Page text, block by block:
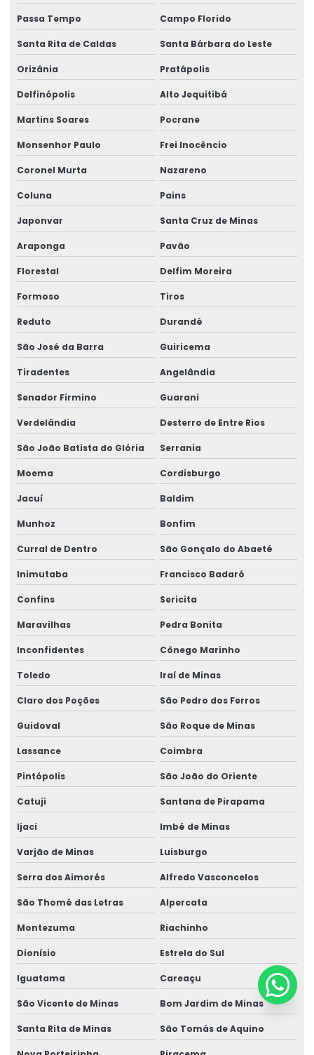
Passa Tempo Campo Florido
Santa Rita de Caldas Santa Bárbara do Leste
Orizânia Pratápolis
Delfinópolis Alto Jequitibá
Martins Soares Pocrane
Monsenhor Paulo Frei Inocêncio
Coronel Murta Nazareno
Coluna Pains
Japonvar Santa Cruz de Minas
Araponga Pavão
Florestal Delfim Moreira
Formoso Tiros
Reduto Durandé
São José da Barra Guiricema
Tiradentes Angelândia
Senador Firmino Guarani
Verdelândia Desterro de Entre Rios
São João Batista do Glória Serrania
Moema Cordisburgo
Jacuí Baldim
Munhoz Bonfim
Curral de Dentro São Gonçalo do Abaeté
Inimutaba Francisco Badaró
Confins Sericita
Maravilhas Pedra Bonita
Inconfidentes Cônego Marinho
Toledo Iraí de Minas
Claro dos Poções São Pedro dos Ferros
Guidoval São Roque de Minas
Lassance Coimbra
Pintópolis São João do Oriente
Catuji Santana de Pirapama
Ijaci Imbé de Minas
Varjão de Minas Luisburgo
Serra dos Aimorés Alfredo Vasconcelos
São Thomé das Letras Alpercata
Montezuma Riachinho
Dionísio Estrela do Sul
Iguatama Careaçu
São Vicente de Minas Bom Jardim de Minas
Santa Rita de Minas São Tomás de Aquino